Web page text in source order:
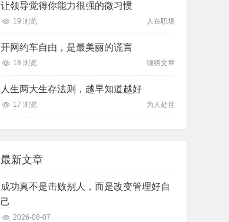
让领导觉得你能力很强的微习惯
19 浏览 人在职场
开网约车自由，是最美丽的谎言
18 浏览 锦绣文章
人生两大生存法则，越早知道越好
17 浏览 为人处世
最新文章
成功真不是击败别人，而是改变管理好自
己
2026-08-07